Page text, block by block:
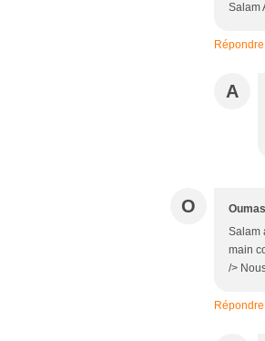
Salam
Répondre
A
O
Salam
main
/>
Répondre